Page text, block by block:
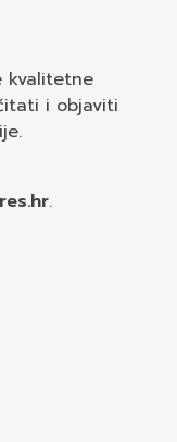
kvalitetne
i objaviti
.